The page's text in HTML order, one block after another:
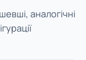
аналогічні